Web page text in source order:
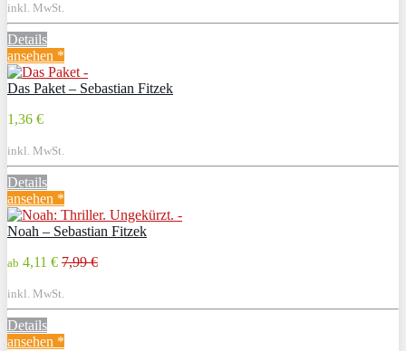
inkl. MwSt.
Details
ansehen *
Das Paket – Sebastian Fitzek
1,36 €
inkl. MwSt.
Details
ansehen *
Noah – Sebastian Fitzek
ab 4,11 € 7,99 €
inkl. MwSt.
Details
ansehen *